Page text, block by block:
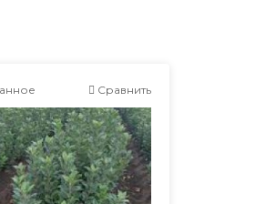
Сравнить